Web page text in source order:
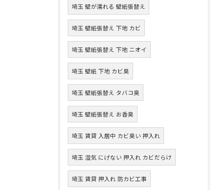
埼玉 壁が濡れる 壁紙張替え
埼玉 壁紙張替え 下地 カビ
埼玉 壁紙張替え 下地 ニオイ
埼玉 壁紙 下地 カビ臭
埼玉 壁紙張替え タバコ臭
埼玉 壁紙張替え お香臭
埼玉 賃貸 入居中 カビ臭い 押入れ
埼玉 湿気 にげない 押入れ カビだらけ
埼玉 賃貸 押入れ 防カビ工事